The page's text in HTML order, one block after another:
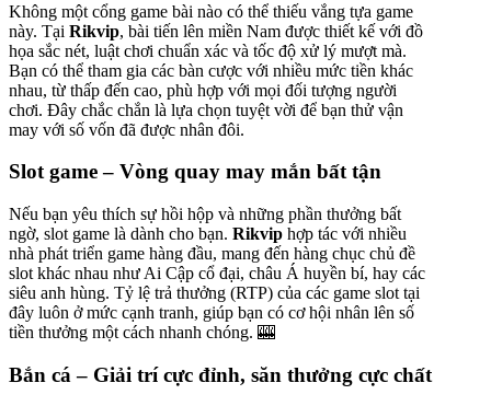
Không một cổng game bài nào có thể thiếu vắng tựa game
này. Tại Rikvip, bài tiến lên miền Nam được thiết kế với đồ
họa sắc nét, luật chơi chuẩn xác và tốc độ xử lý mượt mà.
Bạn có thể tham gia các bàn cược với nhiều mức tiền khác
nhau, từ thấp đến cao, phù hợp với mọi đối tượng người
chơi. Đây chắc chắn là lựa chọn tuyệt vời để bạn thử vận
may với số vốn đã được nhân đôi.
Slot game – Vòng quay may mắn bất tận
Nếu bạn yêu thích sự hồi hộp và những phần thưởng bất
ngờ, slot game là dành cho bạn. Rikvip hợp tác với nhiều
nhà phát triển game hàng đầu, mang đến hàng chục chủ đề
slot khác nhau như Ai Cập cổ đại, châu Á huyền bí, hay các
siêu anh hùng. Tỷ lệ trả thưởng (RTP) của các game slot tại
đây luôn ở mức cạnh tranh, giúp bạn có cơ hội nhân lên số
tiền thưởng một cách nhanh chóng. 🎰
Bắn cá – Giải trí cực đỉnh, săn thưởng cực chất